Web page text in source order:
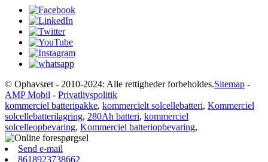
© Ophavsret - 2010-2024: Alle rettigheder forbeholdes.Sitemap -
AMP Mobil - Privatlivspolitik
kommerciel batteripakke, kommercielt solcellebatteri, Kommerciel
solcellebatterilagring, 280Ah batteri, kommerciel
solcelleopbevaring, Kommerciel batteriopbevaring,
Send e-mail
8618923738662